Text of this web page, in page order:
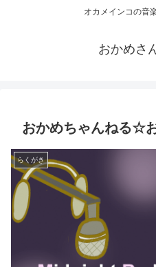
オカメインコの音
おかめさ
おかめちゃんねる☆
らくがき